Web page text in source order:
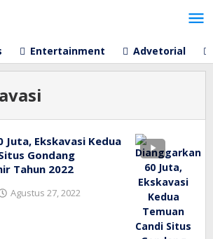
Entertainment Advetorial
Juta, Ekskavasi Kedua
Gondang
Tahun 2022
Agustus 27, 2022